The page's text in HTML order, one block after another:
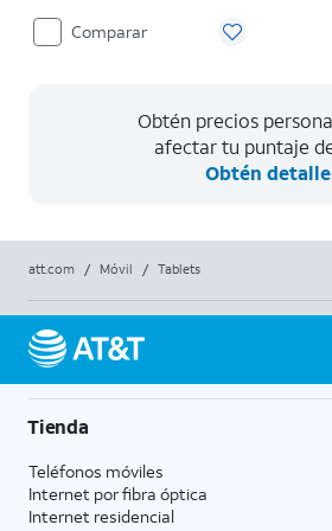
Comparar
Obtén precios
afectar tu puntaje
Obtén
att.com / Móvil / Tablets
Tienda
Teléfonos móviles
Internet por fibra óptica
Internet residencial